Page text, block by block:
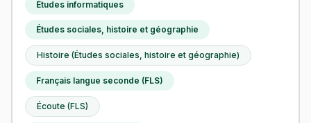
Études informatiques
Études sociales, histoire et géographie
Histoire (Études sociales, histoire et géographie)
Français langue seconde (FLS)
Écoute (FLS)